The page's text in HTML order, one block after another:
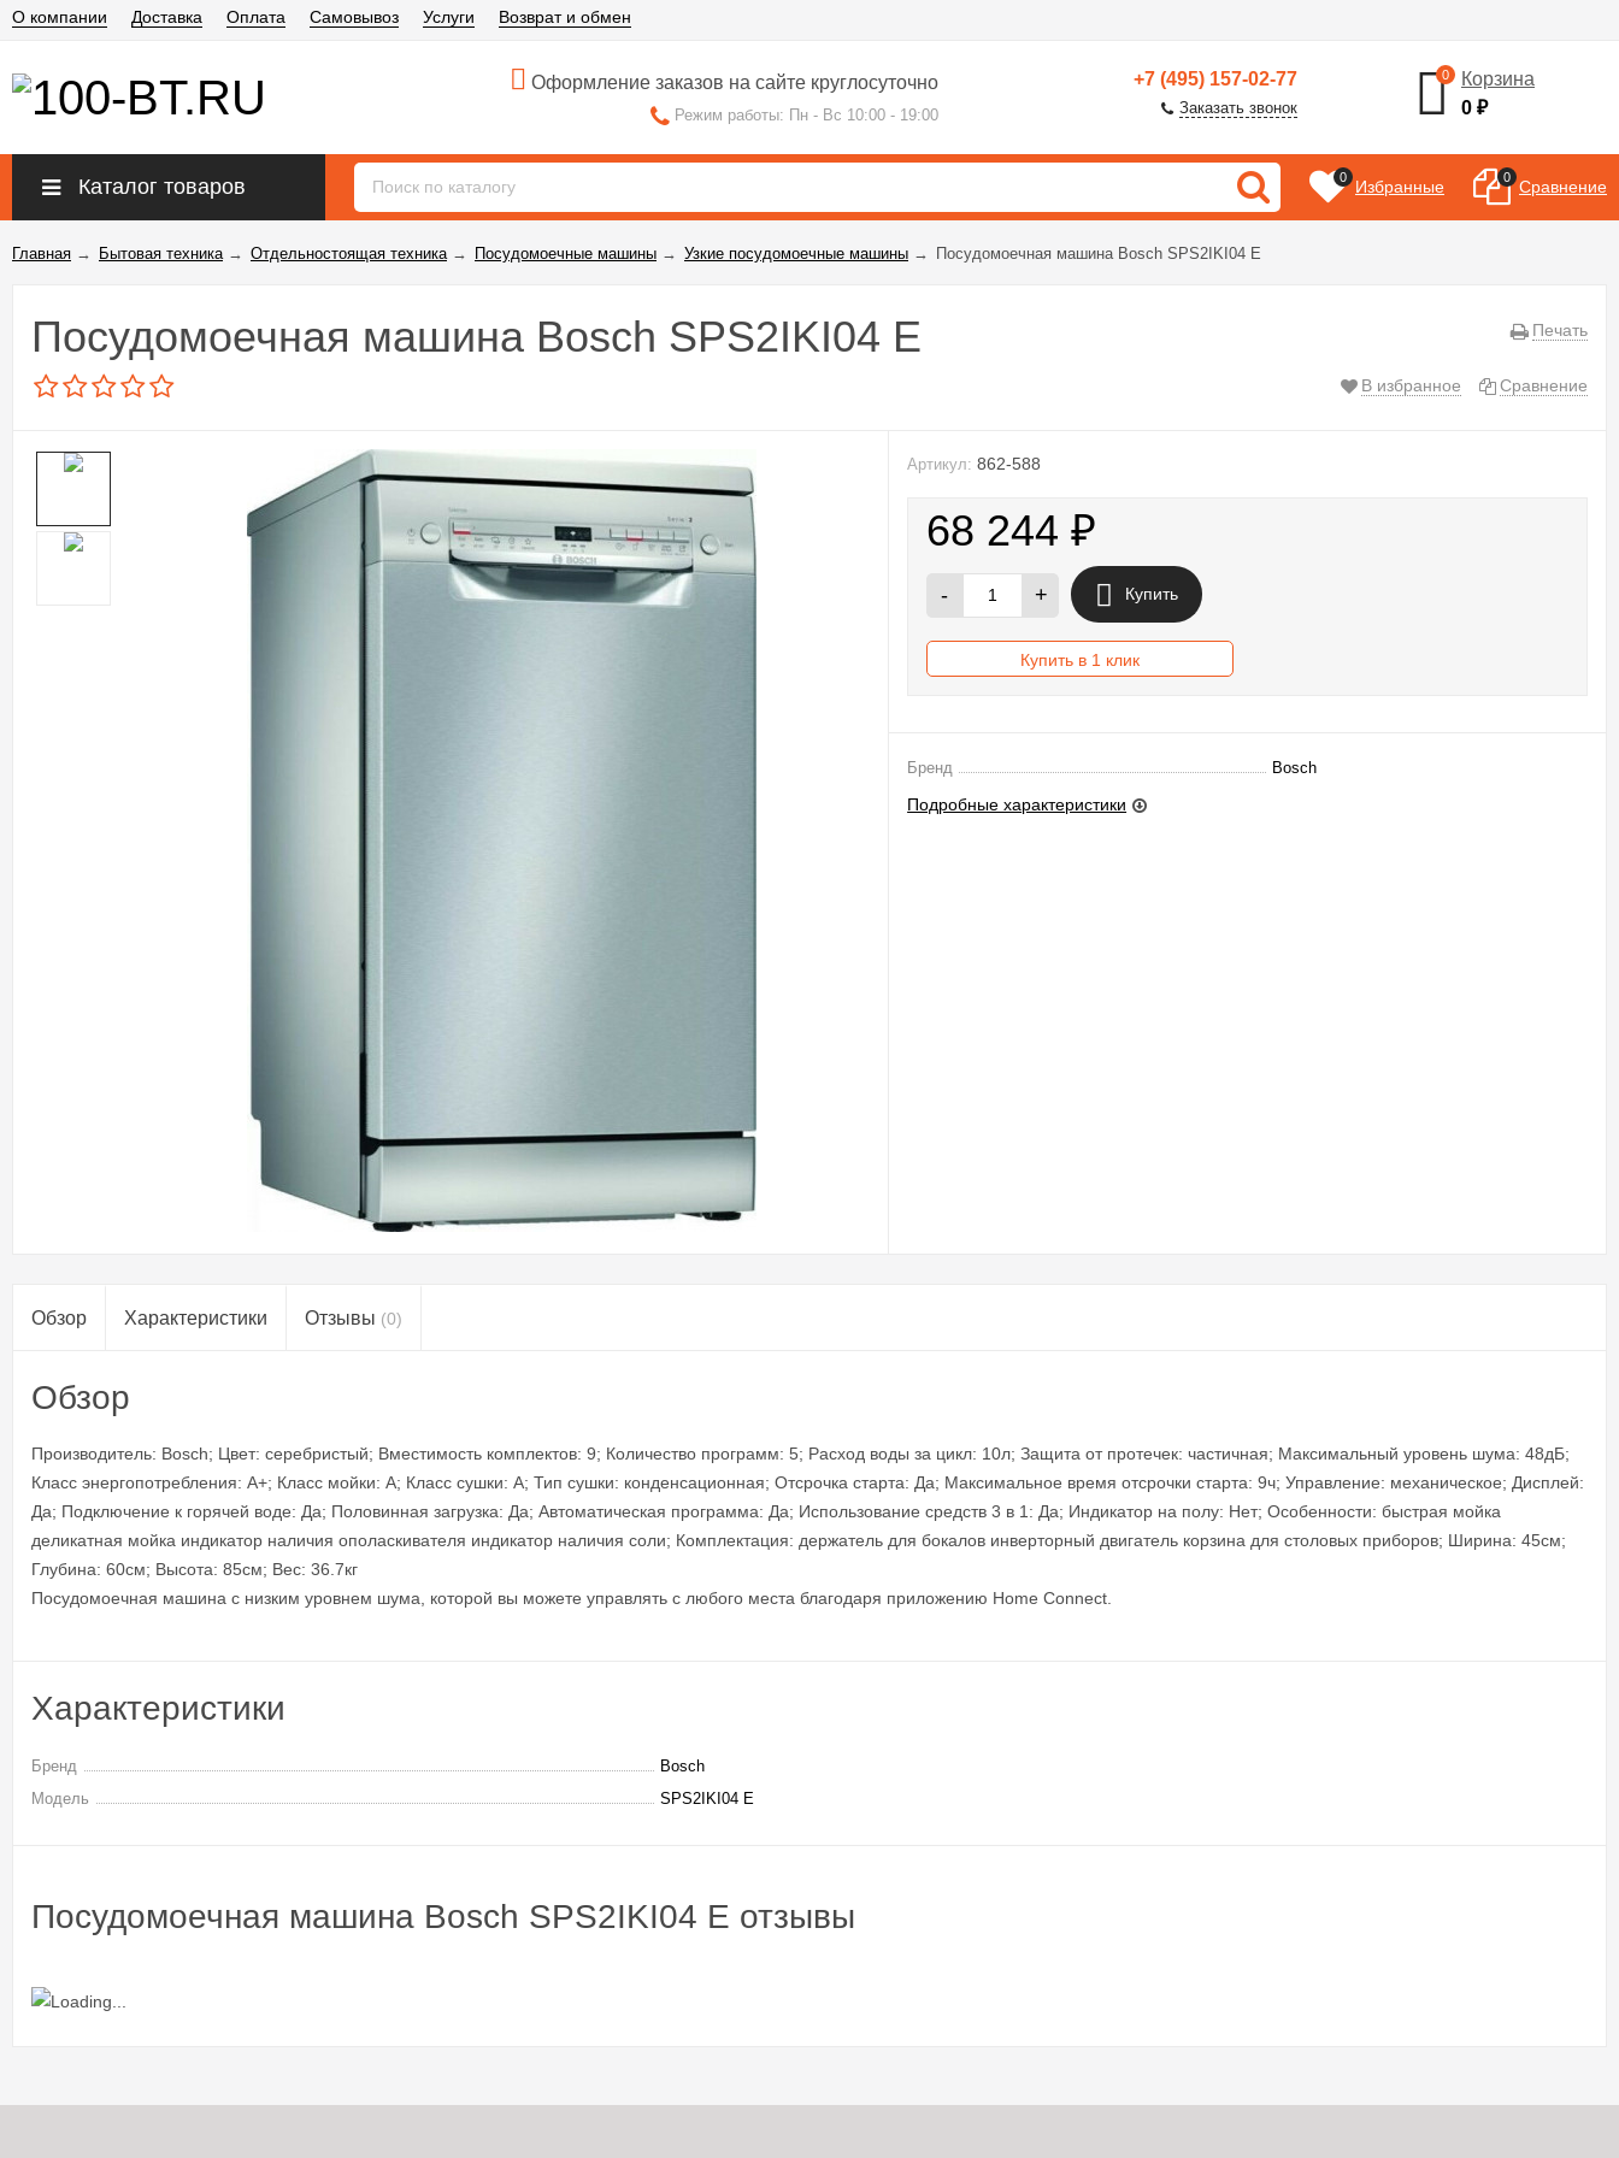
О компании Доставка Оплата Самовывоз Услуги Возврат и обмен
Оформление заказов на сайте круглосуточно
Режим работы: Пн - Вс 10:00 - 19:00
+7 (495) 157-02-77
Заказать звонок
0
Корзина
0₽
Каталог товаров 0 Избранные 0 Сравнение
Главная → Бытовая техника→ Отдельностоящая техника→ Посудомоечные машины → Узкие посудомоечные машины → Посудомоечная машина Bosch SPS2IKI04 E
Печать
Посудомоечная машина Bosch SPS2IKI04 E
В избранное Сравнение
Артикул: 862-588
68 244₽
- + Купить
Купить в 1 клик
Бренд Bosch
Подробные характеристики
Обзор Характеристики Отзывы (0)
Обзор
Производитель: Bosch; Цвет: серебристый; Вместимость комплектов: 9; Количество программ: 5; Расход воды за цикл: 10л; Защита от протечек: частичная; Максимальный уровень шума: 48дБ;
Класс энергопотребления: A+; Класс мойки: A; Класс сушки: A; Тип сушки: конденсационная; Отсрочка старта: Да; Максимальное время отсрочки старта: 9ч; Управление: механическое; Дисплей:
Да; Подключение к горячей воде: Да; Половинная загрузка: Да; Автоматическая программа: Да; Использование средств 3 в 1: Да; Индикатор на полу: Нет; Особенности: быстрая мойка
деликатная мойка индикатор наличия ополаскивателя индикатор наличия соли; Комплектация: держатель для бокалов инверторный двигатель корзина для столовых приборов; Ширина: 45см;
Глубина: 60см; Высота: 85см; Вес: 36.7кг
Посудомоечная машина с низким уровнем шума, которой вы можете управлять с любого места благодаря приложению Home Connect.
Характеристики
Бренд
Bosch
Модель
SPS2IKI04 E
Посудомоечная машина Bosch SPS2IKI04 E отзывы